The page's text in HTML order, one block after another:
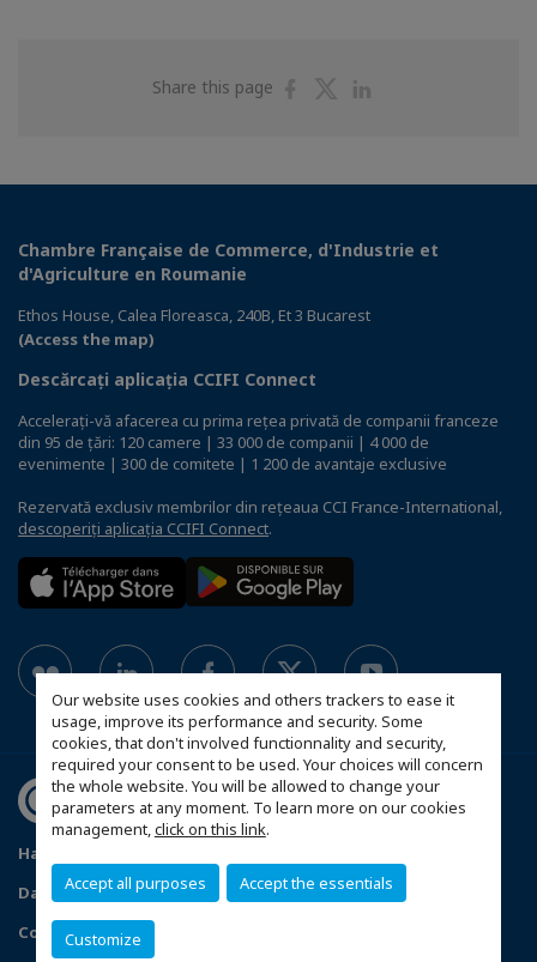
Our website uses cookies and others trackers to ease it
usage, improve its performance and security. Some
cookies, that don't involved functionnality and security,
required your consent to be used. Your choices will concern
the whole website. You will be allowed to change your
parameters at any moment. To learn more on our cookies
management,click on this link.
Accept all purposes Accept the essentials
Customize
Share this page
ShareShare
Chambre Française de Commerce, d'Industrie et
d'Agriculture en Roumanie
Ethos House, Calea Floreasca, 240B, Et 3 Bucarest
(Access the map)
Descărcați aplicația CCIFI Connect
Accelerați-vă afacerea cu prima rețea privată de companii franceze
din 95 de țări: 120 camere | 33 000 de companii | 4 000 de
evenimente | 300 de comitete | 1 200 de avantaje exclusive
Rezervată exclusiv membrilor din rețeaua CCI France-International,
descoperiți aplicația CCIFI Connect.
Harta site-ului
Date cu caracter personal
FAQ spațiul membrilor
Configure cookies preferences